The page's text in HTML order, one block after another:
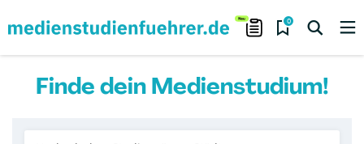
0
Finde dein Medienstudium!